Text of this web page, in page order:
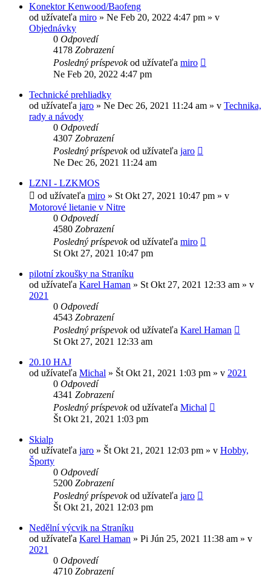
Konektor Kenwood/Baofeng
od užívateľa miro » Ne Feb 20, 2022 4:47 pm » v
Objednávky
0 Odpovedí
4178 Zobrazení
Posledný príspevokod užívateľa miro
Ne Feb 20, 2022 4:47 pm
Technické prehliadky
od užívateľa jaro » Ne Dec 26, 2021 11:24 am » v Technika,
rady a návody
0 Odpovedí
4307 Zobrazení
Posledný príspevokod užívateľa jaro
Ne Dec 26, 2021 11:24 am
LZNI - LZKMOS
od užívateľa miro » St Okt 27, 2021 10:47 pm » v
Motorové lietanie v Nitre
0 Odpovedí
4580 Zobrazení
Posledný príspevokod užívateľa miro
St Okt 27, 2021 10:47 pm
pilotní zkoušky na Straníku
od užívateľa Karel Haman » St Okt 27, 2021 12:33 am » v
2021
0 Odpovedí
4543 Zobrazení
Posledný príspevokod užívateľa Karel Haman
St Okt 27, 2021 12:33 am
20.10 HAJ
od užívateľa Michal » Št Okt 21, 2021 1:03 pm » v 2021
0 Odpovedí
4341 Zobrazení
Posledný príspevokod užívateľa Michal
Št Okt 21, 2021 1:03 pm
Skialp
od užívateľa jaro » Št Okt 21, 2021 12:03 pm » v Hobby,
Športy
0 Odpovedí
5200 Zobrazení
Posledný príspevokod užívateľa jaro
Št Okt 21, 2021 12:03 pm
Nedělní výcvik na Straníku
od užívateľa Karel Haman » Pi Jún 25, 2021 11:38 am » v
2021
0 Odpovedí
4710 Zobrazení